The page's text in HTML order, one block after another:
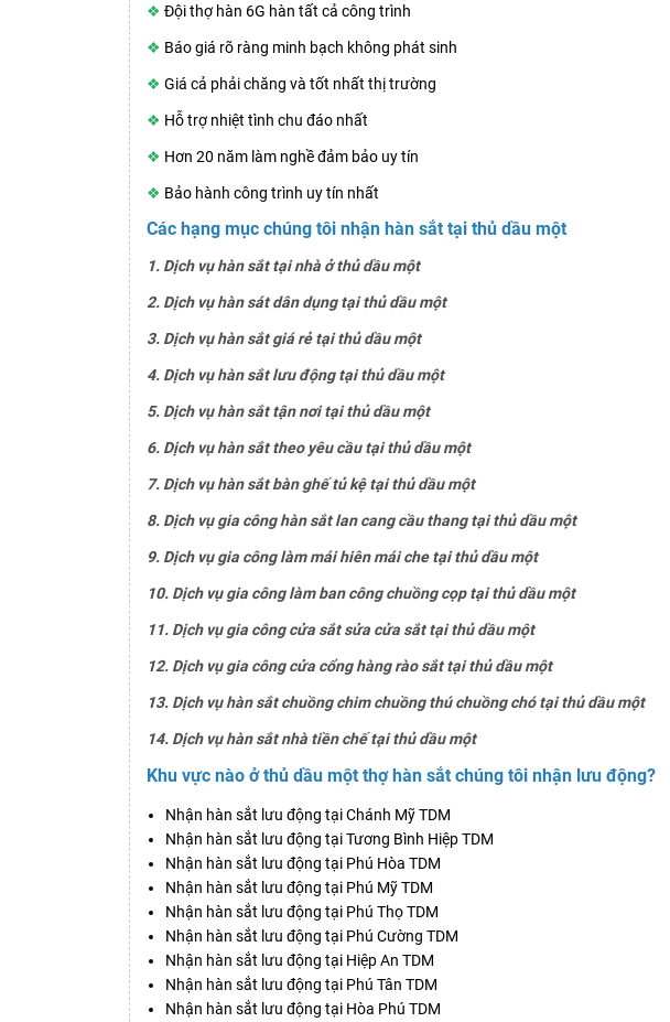
❖ Đội thợ hàn 6G hàn tất cả công trình
❖ Báo giá rõ ràng minh bạch không phát sinh
❖ Giá cả phải chăng và tốt nhất thị trường
❖ Hỗ trợ nhiệt tình chu đáo nhất
❖ Hơn 20 năm làm nghề đảm bảo uy tín
❖ Bảo hành công trình uy tín nhất
Các hạng mục chúng tôi nhận hàn sắt tại thủ dầu một
1. Dịch vụ hàn sắt tại nhà ở thủ dầu một
2. Dịch vụ hàn sát dân dụng tại thủ dầu một
3. Dịch vụ hàn sắt giá rẻ tại thủ dầu một
4. Dịch vụ hàn sắt lưu động tại thủ dầu một
5. Dịch vụ hàn sắt tận nơi tại thủ dầu một
6. Dịch vụ hàn sắt theo yêu cầu tại thủ dầu một
7. Dịch vụ hàn sắt bàn ghế tủ kệ tại thủ dầu một
8. Dịch vụ gia công hàn sắt lan cang cầu thang tại thủ dầu một
9. Dịch vụ gia công làm mái hiên mái che tại thủ dầu một
10. Dịch vụ gia công làm ban công chuồng cọp tại thủ dầu một
11. Dịch vụ gia công cửa sắt sửa cửa sắt tại thủ dầu một
12. Dịch vụ gia công cửa cổng hàng rào sắt tại thủ dầu một
13. Dịch vụ hàn sắt chuồng chim chuồng thú chuồng chó tại thủ dầu một
14. Dịch vụ hàn sắt nhà tiền chế tại thủ dầu một
Khu vực nào ở thủ dầu một thợ hàn sắt chúng tôi nhận lưu động?
Nhận hàn sắt lưu động tại Chánh Mỹ TDM
Nhận hàn sắt lưu động tại Tương Bình Hiệp TDM
Nhận hàn sắt lưu động tại Phú Hòa TDM
Nhận hàn sắt lưu động tại Phú Mỹ TDM
Nhận hàn sắt lưu động tại Phú Thọ TDM
Nhận hàn sắt lưu động tại Phú Cường TDM
Nhận hàn sắt lưu động tại Hiệp An TDM
Nhận hàn sắt lưu động tại Phú Tân TDM
Nhận hàn sắt lưu động tại Hòa Phú TDM